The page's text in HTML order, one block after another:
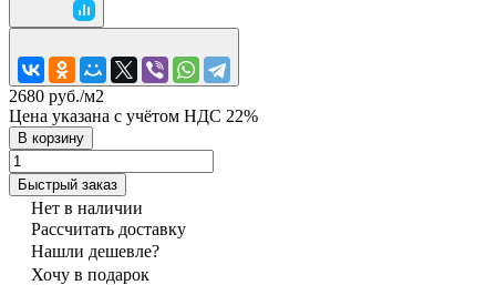
2680 руб./м2
Цена указана с учётом НДС 22%
В корзину
Быстрый заказ
Нет в наличии
Рассчитать доставку
Нашли дешевле?
Хочу в подарок